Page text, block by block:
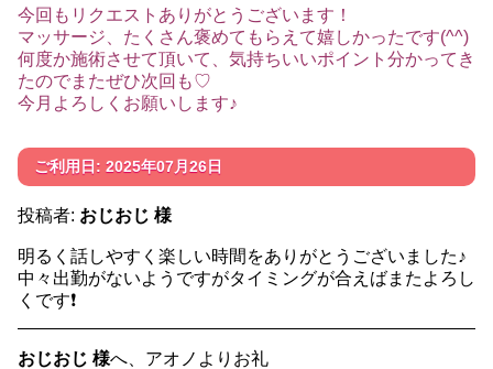
今回もリクエストありがとうございます！
マッサージ、たくさん褒めてもらえて嬉しかったです(^^)
何度か施術させて頂いて、気持ちいいポイント分かってき
たのでまたぜひ次回も♡
今月よろしくお願いします♪
ご利用日: 2025年07月26日
投稿者: おじおじ 様
明るく話しやすく楽しい時間をありがとうございました♪
中々出勤がないようですがタイミングが合えばまたよろし
くです❗️
おじおじ 様へ、アオノよりお礼